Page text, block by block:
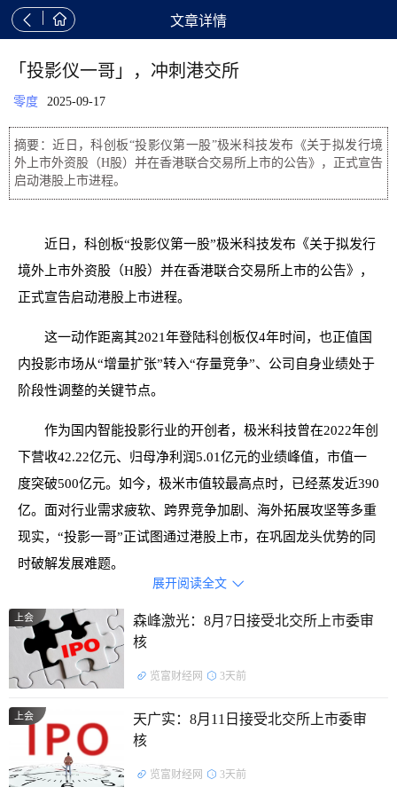
  文章详情
「投影仪一哥」，冲刺港交所
零度 2025-09-17
摘要：近日，科创板“投影仪第一股”极米科技发布《关于拟发行境
外上市外资股（H股）并在香港联合交易所上市的公告》，正式宣告
启动港股上市进程。
近日，科创板“投影仪第一股”极米科技发布《关于拟发行
境外上市外资股（H股）并在香港联合交易所上市的公告》，
正式宣告启动港股上市进程。
这一动作距离其2021年登陆科创板仅4年时间，也正值国
内投影市场从“增量扩张”转入“存量竞争”、公司自身业绩处于
阶段性调整的关键节点。
作为国内智能投影行业的开创者，极米科技曾在2022年创
下营收42.22亿元、归母净利润5.01亿元的业绩峰值，市值一
度突破500亿元。如今，极米市值较最高点时，已经蒸发近390
亿。面对行业需求疲软、跨界竞争加剧、海外拓展攻坚等多重
现实，“投影一哥”正试图通过港股上市，在巩固龙头优势的同
时破解发展难题。
务成增长亮点
尽管行业整体面临调整压力，但极米科技的行业龙头地位
一。
据IDC发布的《2024年中国投影机市场年度报告》显示，
2024年中国大陆投影机市场出货量为689.3万台，同比下降
展开阅读全文 
上会
森峰激光：8月7日接受北交所上市委审
核
览富财经网 3天前
上会
天广实：8月11日接受北交所上市委审
核
览富财经网 3天前